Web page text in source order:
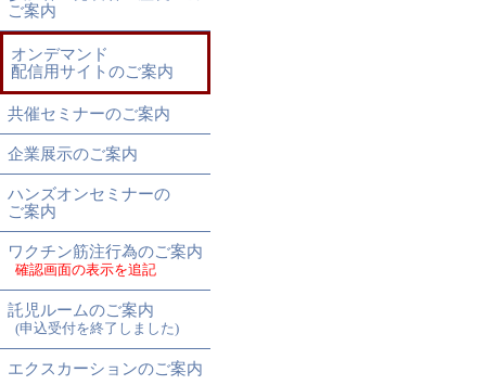
ご案内
オンデマンド
配信用サイトのご案内
共催セミナーのご案内
企業展示のご案内
ハンズオンセミナーの
ご案内
ワクチン筋注行為のご案内
確認画面の表示を追記
託児ルームのご案内
(申込受付を終了しました)
エクスカーションのご案内